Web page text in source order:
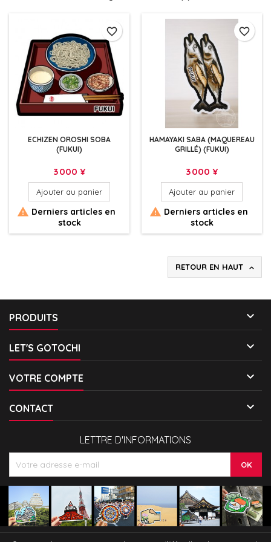
ECHIZEN OROSHI SOBA
(FUKUI)
Prix
3 000 ¥
Ajouter au panier
 Derniers articles en
stock
favorite_border
HAMAYAKI SABA (MAQUEREAU
GRILLÉ) (FUKUI)
Prix
3 000 ¥
Ajouter au panier
 Derniers articles en
stock
favorite_border
RETOUR EN HAUT 
PRODUITS 
LET'S GOTOCHI 
VOTRE COMPTE 
CONTACT 
LETTRE D'INFORMATIONS